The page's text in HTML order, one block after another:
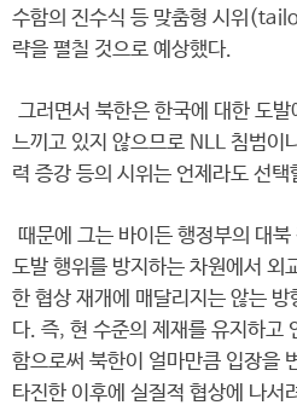
수함의 진수식 등 맞춤형 시위
략을 펼칠 것으로 예상했다.
그러면서 북한은 한국에 대한 도
느끼고 있지 않으므로 NLL 침범이
력 증강 등의 시위는 언제라도 선
때문에 그는 바이든 행정부의 대
도발 행위를 방지하는 차원에서 외
한 협상 재개에 매달리지는 않는
다. 즉, 현 수준의 제재를 유지하고
함으로써 북한이 얼마만큼 입장을
타진한 이후에 실질적 협상에 나서